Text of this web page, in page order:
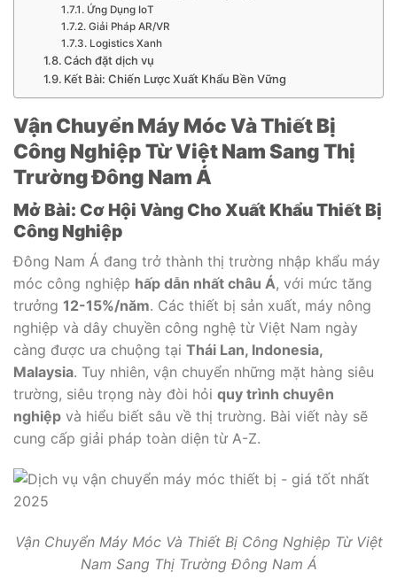
Ứng Dụng IoT
Giải Pháp AR/VR
Logistics Xanh
Cách đặt dịch vụ
Kết Bài: Chiến Lược Xuất Khẩu Bền Vững
Vận Chuyển Máy Móc Và Thiết Bị
Công Nghiệp Từ Việt Nam Sang Thị
Trường Đông Nam Á
Mở Bài: Cơ Hội Vàng Cho Xuất Khẩu Thiết Bị
Công Nghiệp
Đông Nam Á đang trở thành thị trường nhập khẩu máy
móc công nghiệp hấp dẫn nhất châu Á, với mức tăng
trưởng 12-15%/năm. Các thiết bị sản xuất, máy nông
nghiệp và dây chuyền công nghệ từ Việt Nam ngày
càng được ưa chuộng tại Thái Lan, Indonesia,
Malaysia. Tuy nhiên, vận chuyển những mặt hàng siêu
trường, siêu trọng này đòi hỏi quy trình chuyên
nghiệp và hiểu biết sâu về thị trường. Bài viết này sẽ
cung cấp giải pháp toàn diện từ A-Z.
Vận Chuyển Máy Móc Và Thiết Bị Công Nghiệp Từ Việt
Nam Sang Thị Trường Đông Nam Á